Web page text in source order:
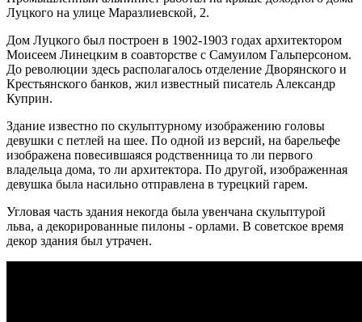
Луцкого на улице Маразлиевской, 2.
Дом Луцкого был построен в 1902-1903 годах архитектором
Моисеем Линецким в соавторстве с Самуилом Гальперсоном.
До революции здесь располагалось отделение Дворянского и
Крестьянского банков, жил известный писатель Александр
Куприн.
Здание известно по скульптурному изображению головы
девушки с петлей на шее. По одной из версий, на барельефе
изображена повесившаяся родственница то ли первого
владельца дома, то ли архитектора. По другой, изображенная
девушка была насильно отправлена в турецкий гарем.
Угловая часть здания некогда была увенчана скульптурой
льва, а декорированные пилоны - орлами. В советское время
декор здания был утрачен.